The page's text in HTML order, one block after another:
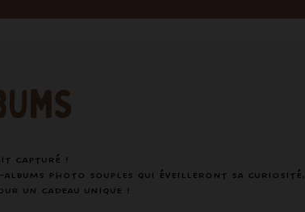
capturé !
photo souples qui éveilleront sa curiosité.
un cadeau unique !